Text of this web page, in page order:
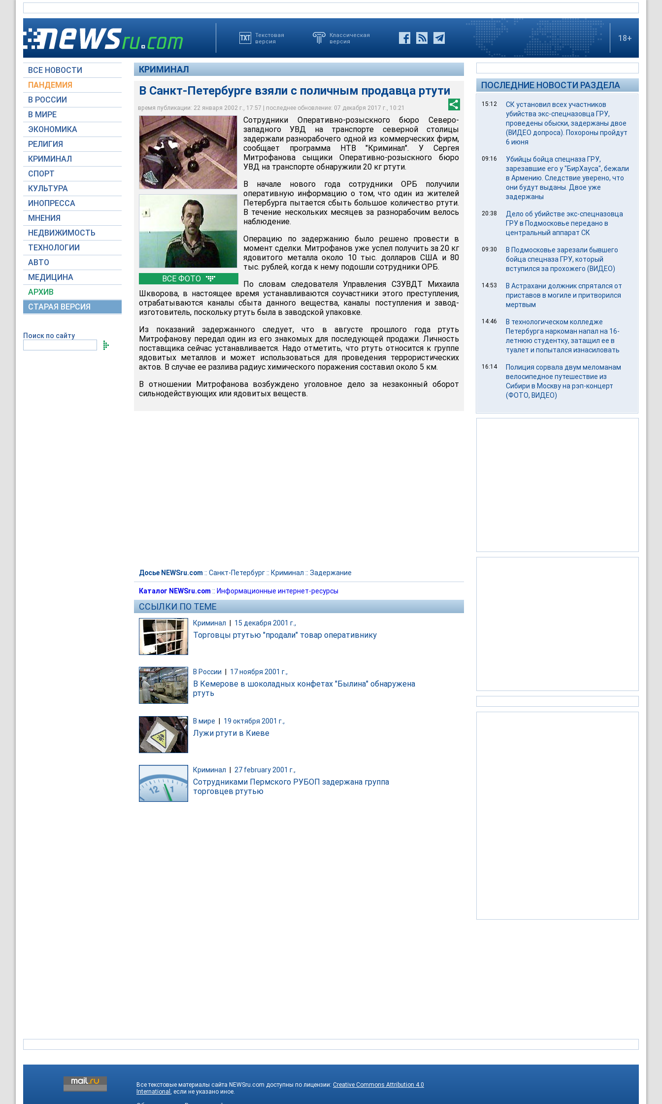
Текстовая
версия
Классическая
версия
18+
ВСЕ НОВОСТИ
ПАНДЕМИЯ
В РОССИИ
В МИРЕ
ЭКОНОМИКА
РЕЛИГИЯ
КРИМИНАЛ
СПОРТ
КУЛЬТУРА
ИНОПРЕССА
МНЕНИЯ
НЕДВИЖИМОСТЬ
ТЕХНОЛОГИИ
АВТО
МЕДИЦИНА
АРХИВ
СТАРАЯ ВЕРСИЯ
Поиск по сайту
КРИМИНАЛ
В Санкт-Петербурге взяли с поличным продавца ртути
время публикации: 22 января 2002 г., 17:57 | последнее обновление: 07 декабря 2017 г., 10:21
ВСЕ ФОТО
В Санкт-Петербурге взяли с поличным продавца ртути
НТВ
У Сергея Митрофанова сыщики Оперативно-розыскного бюро УВД на транспорте
обнаружили 20 кг ртути
НТВ
Митрофанов уже успел получить за 20 кг ядовитого металла около 10 тыс. долларов
США и 80 тыс. рублей, когда к нему подошли сотрудники ОРБ
НТВ
Сотрудники Оперативно-розыскного бюро Северо-
западного УВД на транспорте северной столицы
задержали разнорабочего одной из коммерческих фирм,
сообщает программа НТВ "Криминал". У Сергея
Митрофанова сыщики Оперативно-розыскного бюро
УВД на транспорте обнаружили 20 кг ртути.
В начале нового года сотрудники ОРБ получили
оперативную информацию о том, что один из жителей
Петербурга пытается сбыть большое количество ртути.
В течение нескольких месяцев за разнорабочим велось
наблюдение.
Операцию по задержанию было решено провести в
момент сделки. Митрофанов уже успел получить за 20 кг
ядовитого металла около 10 тыс. долларов США и 80
тыс. рублей, когда к нему подошли сотрудники ОРБ.
По словам следователя Управления СЗУВДТ Михаила
Шкворова, в настоящее время устанавливаются соучастники этого преступления,
отрабатываются каналы сбыта данного вещества, каналы поступления и завод-
изготовитель, поскольку ртуть была в заводской упаковке.
Из показаний задержанного следует, что в августе прошлого года ртуть
Митрофанову передал один из его знакомых для последующей продажи. Личность
поставщика сейчас устанавливается. Надо отметить, что ртуть относится к группе
ядовитых металлов и может использоваться для проведения террористических
актов. В случае ее разлива радиус химического поражения составил около 5 км.
В отношении Митрофанова возбуждено уголовное дело за незаконный оборот
сильнодействующих или ядовитых веществ.
Досье NEWSru.com :: Санкт-Петербург:: Криминал :: Задержание
Каталог NEWSru.com :: Информационные интернет-ресурсы
ССЫЛКИ ПО ТЕМЕ
Криминал 15 декабря 2001 г.,
Торговцы ртутью "продали" товар оперативнику
В России 17 ноября 2001 г.,
В Кемерове в шоколадных конфетах "Былина" обнаружена
ртуть
В мире 19 октября 2001 г.,
Лужи ртути в Киеве
Криминал 27 february 2001 г.,
Сотрудниками Пермского РУБОП задержана группа
торговцев ртутью
ПОСЛЕДНИЕ НОВОСТИ РАЗДЕЛА
15:12
СК установил всех участников
убийства экс-спецназовца ГРУ,
проведены обыски, задержаны двое
(ВИДЕО допроса). Похороны пройдут
6 июня
09:16
Убийцы бойца спецназа ГРУ,
зарезавшие его у "БирХауса", бежали
в Армению. Следствие уверено, что
они будут выданы. Двое уже
задержаны
20:38
Дело об убийстве экс-спецназовца
ГРУ в Подмосковье передано в
центральный аппарат СК
09:30
В Подмосковье зарезали бывшего
бойца спецназа ГРУ, который
вступился за прохожего (ВИДЕО)
14:53
В Астрахани должник спрятался от
приставов в могиле и притворился
мертвым
14:46
В технологическом колледже
Петербурга наркоман напал на 16-
летнюю студентку, затащил ее в
туалет и попытался изнасиловать
16:14
Полиция сорвала двум меломанам
велосипедное путешествие из
Сибири в Москву на рэп-концерт
(ФОТО, ВИДЕО)
Все текстовые материалы сайта NEWSru.com доступны по лицензии: Creative Commons Attribution 4.0
International
, если не указано иное.